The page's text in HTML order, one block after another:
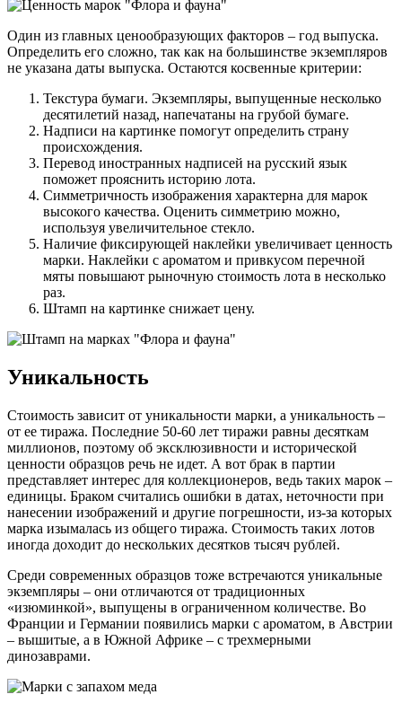
Один из главных ценообразующих факторов – год выпуска.
Определить его сложно, так как на большинстве экземпляров
не указана даты выпуска. Остаются косвенные критерии:
Текстура бумаги. Экземпляры, выпущенные несколько
десятилетий назад, напечатаны на грубой бумаге.
Надписи на картинке помогут определить страну
происхождения.
Перевод иностранных надписей на русский язык
поможет прояснить историю лота.
Симметричность изображения характерна для марок
высокого качества. Оценить симметрию можно,
используя увеличительное стекло.
Наличие фиксирующей наклейки увеличивает ценность
марки. Наклейки с ароматом и привкусом перечной
мяты повышают рыночную стоимость лота в несколько
раз.
Штамп на картинке снижает цену.
Уникальность
Стоимость зависит от уникальности марки, а уникальность –
от ее тиража. Последние 50-60 лет тиражи равны десяткам
миллионов, поэтому об эксклюзивности и исторической
ценности образцов речь не идет. А вот брак в партии
представляет интерес для коллекционеров, ведь таких марок –
единицы. Браком считались ошибки в датах, неточности при
нанесении изображений и другие погрешности, из-за которых
марка изымалась из общего тиража. Стоимость таких лотов
иногда доходит до нескольких десятков тысяч рублей.
Среди современных образцов тоже встречаются уникальные
экземпляры – они отличаются от традиционных
«изюминкой», выпущены в ограниченном количестве. Во
Франции и Германии появились марки с ароматом, в Австрии
– вышитые, а в Южной Африке – с трехмерными
динозаврами.